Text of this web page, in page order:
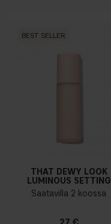
BEST SELLER
THAT DEWY LOOK
LUMINOUS SETTING
SPRAY
Saatavilla 2 koossa